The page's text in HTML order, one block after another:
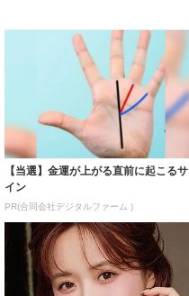
【当選】金運が上がる直前に起こるサ
イン
PR(合同会社デジタルファーム )